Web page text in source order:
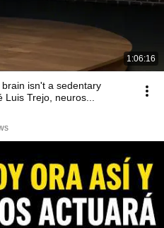
1:06:16
isn't a sedentary
Trejo, neuros...